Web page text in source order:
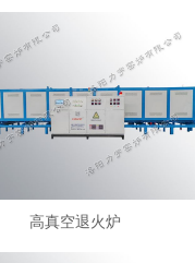
高真空退火炉